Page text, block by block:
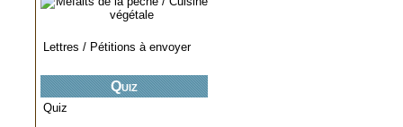
Lettres / Pétitions à envoyer
Quiz
Quiz